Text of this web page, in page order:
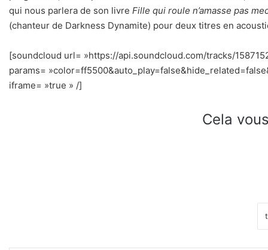
qui nous parlera de son livre Fille qui roule n’amasse pas
(chanteur de Darkness Dynamite) pour deux titres en
[soundcloud url= »https://api.soundcloud.com/tracks/
params=
iframe= »true » /]
Cela